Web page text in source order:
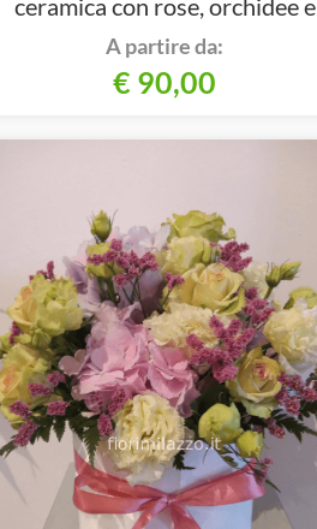
ceramica con rose, orchidee e
girasoli
A partire da:
€ 90,00